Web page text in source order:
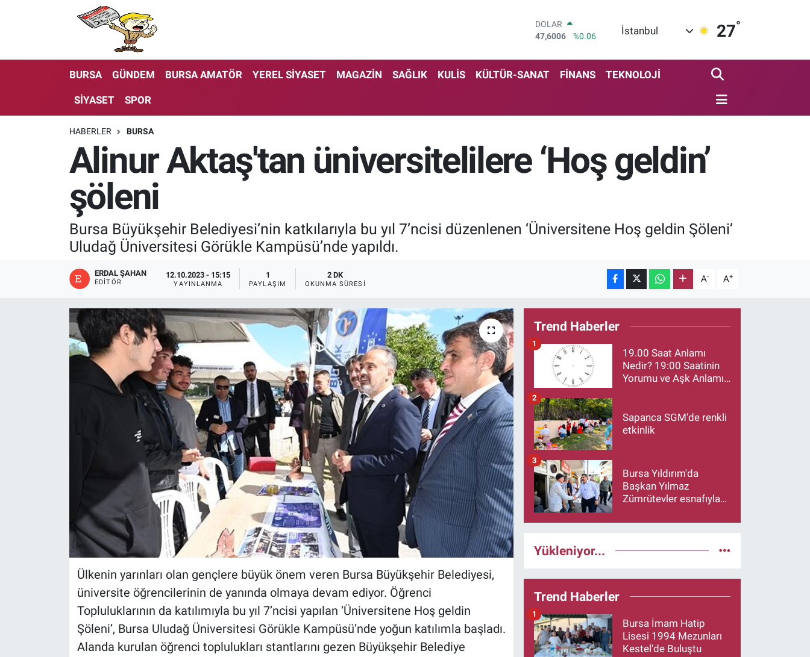
DOLAR
47,6006
%0.06
55,0250
%0.02
STERLİN
BITCOIN
64.602,05
%0.69
İstanbul 27°
BURSA GÜNDEM BURSA AMATÖR YEREL SİYASET MAGAZİN SAĞLIK KULİS KÜLTÜR-SANAT FİNANS TEKNOLOJİ
SİYASET SPOR
HABERLER BURSA
Alinur Aktaş'tan üniversitelilere ‘Hoş geldin’
şöleni
Bursa Büyükşehir Belediyesi’nin katkılarıyla bu yıl 7’ncisi düzenlenen ‘Üniversitene Hoş geldin Şöleni’
Uludağ Üniversitesi Görükle Kampüsü’nde yapıldı.
ERDAL ŞAHAN
EDITÖR
12.10.2023 - 15:15
YAYINLANMA
1
PAYLAŞIM
2 DK
OKUNMA SÜRESI A- A+
Ülkenin yarınları olan gençlere büyük önem veren Bursa Büyükşehir Belediyesi,
üniversite öğrencilerinin de yanında olmaya devam ediyor. Öğrenci
Topluluklarının da katılımıyla bu yıl 7’ncisi yapılan ‘Üniversitene Hoş geldin
Şöleni’, Bursa Uludağ Üniversitesi Görükle Kampüsü’nde yoğun katılımla başladı.
Alanda kurulan öğrenci toplulukları stantlarını gezen Büyükşehir Belediye
Trend Haberler
19.00 Saat Anlamı
Nedir? 19:00 Saatinin
Yorumu ve Aşk Anlamı
1
Sapanca SGM'de renkli
etkinlik
2
Bursa Yıldırım'da
Başkan Yılmaz
Zümrütevler esnafıyla
3
Yükleniyor...
Trend Haberler
Bursa İmam Hatip
Lisesi 1994 Mezunları
Kestel'de Buluştu
1